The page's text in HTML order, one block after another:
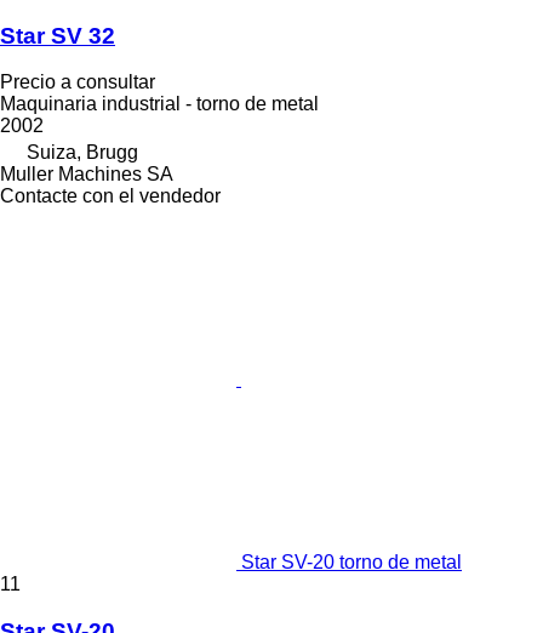
Star SV 32
Precio a consultar
Maquinaria industrial - torno de metal
2002
Suiza, Brugg
Muller Machines SA
Contacte con el vendedor
Star SV-20 torno de metal
11